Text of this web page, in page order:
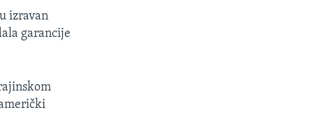
izravan
garancije